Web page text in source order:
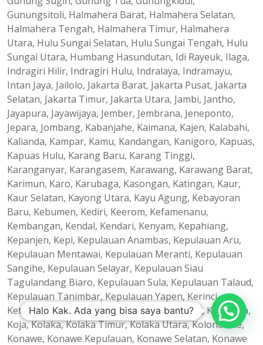
Gunungsitoli, Halmahera Barat, Halmahera Selatan,
Halmahera Tengah, Halmahera Timur, Halmahera
Utara, Hulu Sungai Selatan, Hulu Sungai Tengah, Hulu
Sungai Utara, Humbang Hasundutan, Idi Rayeuk, Ilaga,
Indragiri Hilir, Indragiri Hulu, Indralaya, Indramayu,
Intan Jaya, Jailolo, Jakarta Barat, Jakarta Pusat, Jakarta
Selatan, Jakarta Timur, Jakarta Utara, Jambi, Jantho,
Jayapura, Jayawijaya, Jember, Jembrana, Jeneponto,
Jepara, Jombang, Kabanjahe, Kaimana, Kajen, Kalabahi,
Kalianda, Kampar, Kamu, Kandangan, Kanigoro, Kapuas,
Kapuas Hulu, Karang Baru, Karang Tinggi,
Karanganyar, Karangasem, Karawang, Karawang Barat,
Karimun, Karo, Karubaga, Kasongan, Katingan, Kaur,
Kaur Selatan, Kayong Utara, Kayu Agung, Kebayoran
Baru, Kebumen, Kediri, Keerom, Kefamenanu,
Kembangan, Kendal, Kendari, Kenyam, Kepahiang,
Kepanjen, Kepi, Kepulauan Anambas, Kepulauan Aru,
Kepulauan Mentawai, Kepulauan Meranti, Kepulauan
Sangihe, Kepulauan Selayar, Kepulauan Siau
Tagulandang Biaro, Kepulauan Sula, Kepulauan Talaud,
Kepulauan Tanimbar, Kepulauan Yapen, Kerinci,
Ketapang, Kisaran, Klaten, Klungkung, Koba, Kobakma,
Koja, Kolaka, Kolaka Timur, Kolaka Utara, Kolonodale,
Konawe, Konawe Kepulauan, Konawe Selatan, Konawe
Halo Kak. Ada yang bisa saya bantu?